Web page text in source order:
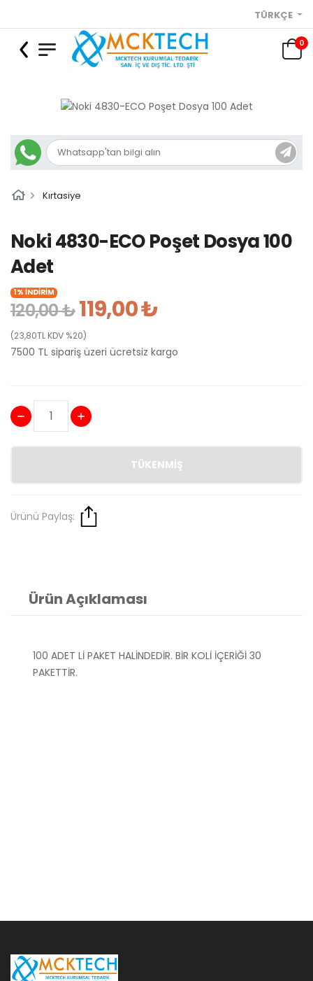
TÜRKÇE
0
Kırtasiye
Noki 4830-ECO Poşet Dosya 100
Adet
1% İNDİRİM
120,00 ₺119,00 ₺
(23,80TL KDV %20)
7500 TL sipariş üzeri ücretsiz kargo
TÜKENMIŞ
Ürünü Paylaş:
Ürün Açıklaması
100 ADET Lİ PAKET HALİNDEDİR. BİR KOLİ İÇERİĞİ 30
PAKETTİR.